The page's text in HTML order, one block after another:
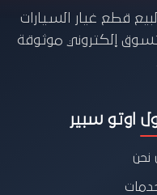
قطع غيار السيارات
تسوق إلكتروني موثوقة
اوتو سبير
نحن